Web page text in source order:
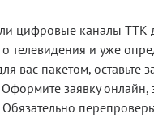
цифровые каналы ТТК
телевидения и уже
вас пакетом, оставьте
заявку онлайн,